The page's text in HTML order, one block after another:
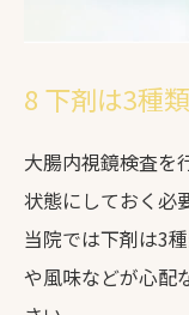
8 下剤は3種
大腸内視鏡検査を
状態にしておく必
当院では下剤は3
や風味などが心配